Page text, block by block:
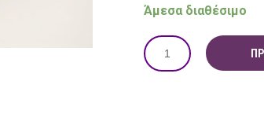
Άμεσα διαθέσιμο